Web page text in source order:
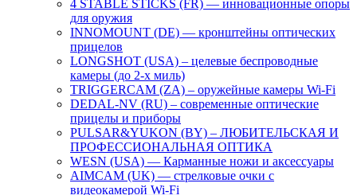
4 STABLE STICKS (FR) — инновационные опоры
для оружия
INNOMOUNT (DE) — кронштейны оптических
прицелов
LONGSHOT (USA) – целевые беспроводные
камеры (до 2-х миль)
TRIGGERCAM (ZA) – оружейные камеры Wi-Fi
DEDAL-NV (RU) – современные оптические
прицелы и приборы
PULSAR&YUKON (BY) – ЛЮБИТЕЛЬСКАЯ И
ПРОФЕССИОНАЛЬНАЯ ОПТИКА
WESN (USA) — Карманные ножи и аксессуары
AIMCAM (UK) — стрелковые очки с
видеокамерой Wi-Fi